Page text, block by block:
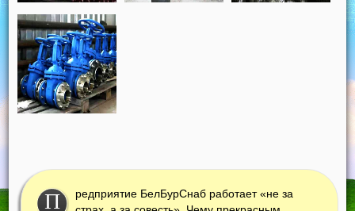
П
редприятие БелБурСнаб работает «не за